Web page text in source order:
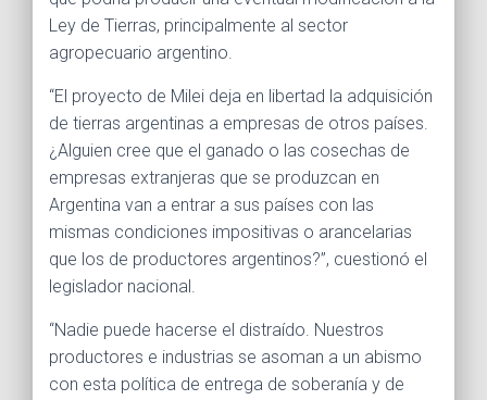
Ley de Tierras, principalmente al sector
agropecuario argentino.
“El proyecto de Milei deja en libertad la adquisición
de tierras argentinas a empresas de otros países.
¿Alguien cree que el ganado o las cosechas de
empresas extranjeras que se produzcan en
Argentina van a entrar a sus países con las
mismas condiciones impositivas o arancelarias
que los de productores argentinos?”, cuestionó el
legislador nacional.
“Nadie puede hacerse el distraído. Nuestros
productores e industrias se asoman a un abismo
con esta política de entrega de soberanía y de